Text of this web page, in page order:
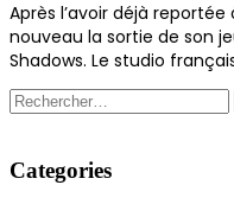
Après l’avoir déjà
nouveau la sortie de son
Shadows. Le studio
Rechercher :
Categories